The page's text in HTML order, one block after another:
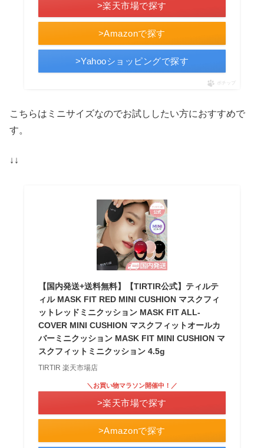
>Amazonで探す
>楽天市場で探す
>Yahooショッピングで探す
ポチップ
こちらはミニサイズなのでお試ししたい方におすすめで
す。
↓↓
【国内発送+送料無料】【TIRTIR公式】ティルテ
ィル MASK FIT RED MINI CUSHION マスクフィ
ットレッドミニクッション MASK FIT ALL-
COVER MINI CUSHION マスクフィットオールカ
バーミニクッション MASK FIT MINI CUSHION マ
スクフィットミニクッション 4.5g
TIRTIR 楽天市場店
>Amazonで探す
＼お買い物マラソン開催中！／
>楽天市場で探す